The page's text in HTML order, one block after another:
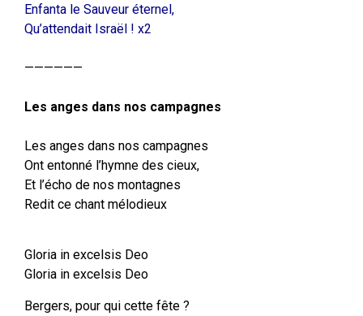
Enfanta le Sauveur éternel,
Qu’attendait Israël ! x2
——————
Les anges dans nos campagnes
Les anges dans nos campagnes
Ont entonné l’hymne des cieux,
Et l’écho de nos montagnes
Redit ce chant mélodieux
Gloria in excelsis Deo
Gloria in excelsis Deo
Bergers, pour qui cette fête ?